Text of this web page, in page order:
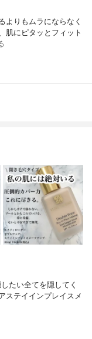
よりもムラにならなく
肌にピタッとフィット
たい全てを隠してく
ステイインプレイスメ